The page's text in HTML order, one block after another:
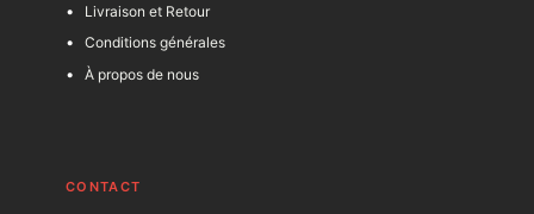
Livraison et Retour
Conditions générales
À propos de nous
CONTACT